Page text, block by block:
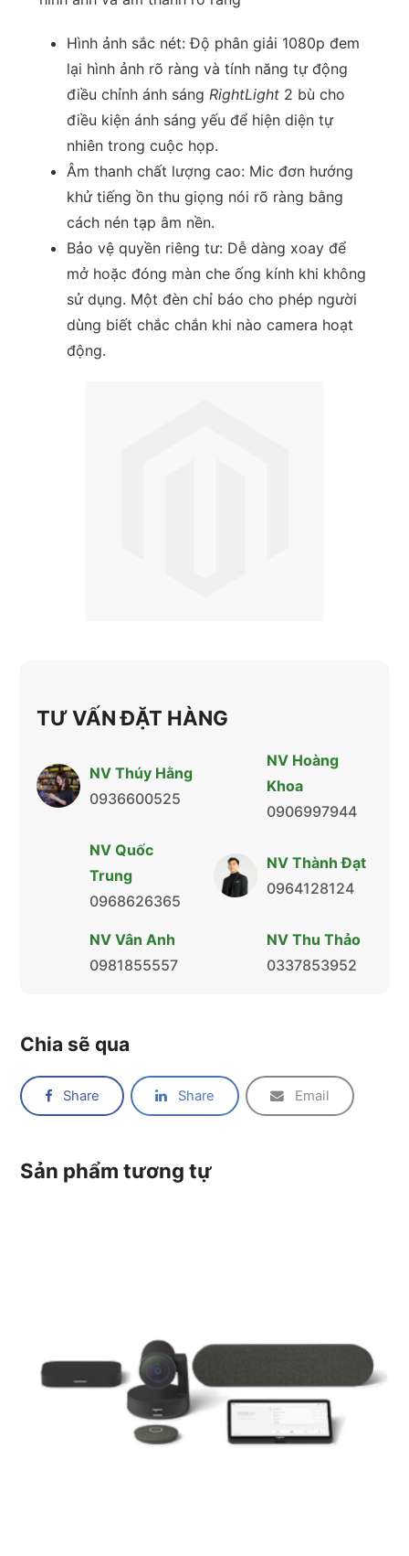
Hình ảnh sắc nét: Độ phân giải 1080p đem
lại hình ảnh rõ ràng và tính năng tự động
điều chỉnh ánh sáng RightLight 2 bù cho
điều kiện ánh sáng yếu để hiện diện tự
nhiên trong cuộc họp.
Âm thanh chất lượng cao: Mic đơn hướng
khử tiếng ồn thu giọng nói rõ ràng bằng
cách nén tạp âm nền.
Bảo vệ quyền riêng tư: Dễ dàng xoay để
mở hoặc đóng màn che ống kính khi không
sử dụng. Một đèn chỉ báo cho phép người
dùng biết chắc chắn khi nào camera hoạt
động.
TƯ VẤN ĐẶT HÀNG
NV Thúy Hằng
0936600525
NV Hoàng
Khoa
0906997944
NV Quốc
Trung
0968626365
NV Thành Đạt
0964128124
NV Vân Anh
0981855557
NV Thu Thảo
0337853952
Chia sẽ qua
Share Share Email
Sản phẩm tương tự